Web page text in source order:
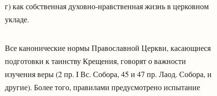
г) как собственная духовно-нравственная жизнь в церковном
укладе.
Все канонические нормы Православной Церкви, касающиеся
подготовки к таинству Крещения, говорят о важности
изучения веры (2 пр. I Вс. Собора, 45 и 47 пр. Лаод. Собора, и
другие). Более того, правилами предусмотрено испытание